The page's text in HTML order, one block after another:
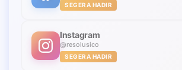
SEGERA HADIR
Instagram
@resolusico
SEGERA HADIR